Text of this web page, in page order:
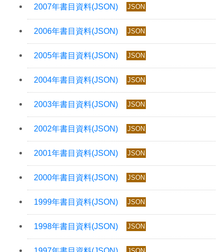
JSON
JSON
JSON
JSON
JSON
JSON
JSON
JSON
JSON
JSON